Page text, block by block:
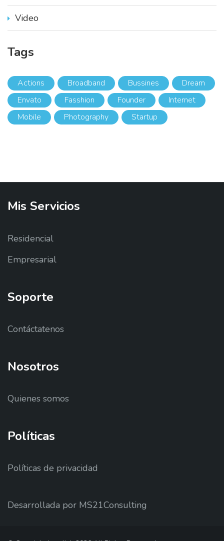
Video
Tags
Actions Broadband Bussines
Dream
Envato
Fasshion Founder
Internet
Mobile
Photography Startup
Mis Servicios
Residencial
Empresarial
Soporte
Contáctatenos
Nosotros
Quienes somos
Políticas
Políticas de privacidad
Desarrollada por MS21Consulting